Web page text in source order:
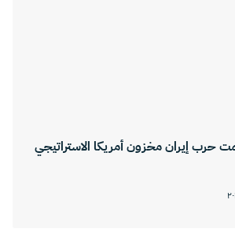
حرب إيران مخزون أمريكا الاستراتيجي